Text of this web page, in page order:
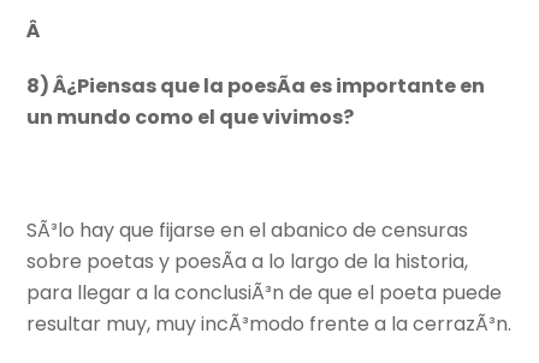
Â
8) Â¿Piensas que la poesÃ­a es importante en
un mundo como el que vivimos?
SÃ³lo hay que fijarse en el abanico de censuras
sobre poetas y poesÃ­a a lo largo de la historia,
para llegar a la conclusiÃ³n de que el poeta puede
resultar muy, muy incÃ³modo frente a la cerrazÃ³n.